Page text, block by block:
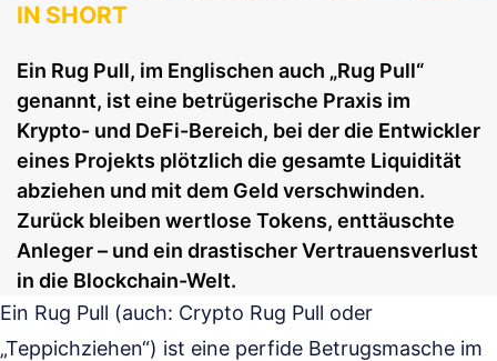
IN SHORT
Ein Rug Pull, im Englischen auch „Rug Pull“
genannt, ist eine betrügerische Praxis im
Krypto- und DeFi-Bereich, bei der die Entwickler
eines Projekts plötzlich die gesamte Liquidität
abziehen und mit dem Geld verschwinden.
Zurück bleiben wertlose Tokens, enttäuschte
Anleger – und ein drastischer Vertrauensverlust
in die Blockchain-Welt.
Ein Rug Pull (auch: Crypto Rug Pull oder
„Teppichziehen“) ist eine perfide Betrugsmasche im